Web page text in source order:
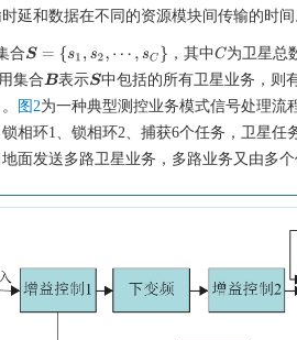
延和数据在不同的资源模块间传输的时间
合S={s 1 s2 , ⋯,s C } ，其中C为卫星总
用集合B 表示S中包括的所有卫星业务，则
图2为一种典型测控业务模式信号处理流
相环1、锁相环2、捕获6个任务，卫星任
面发送多路卫星业务，多路业务又由多